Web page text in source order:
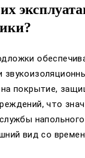
покрытие,
что
вид со